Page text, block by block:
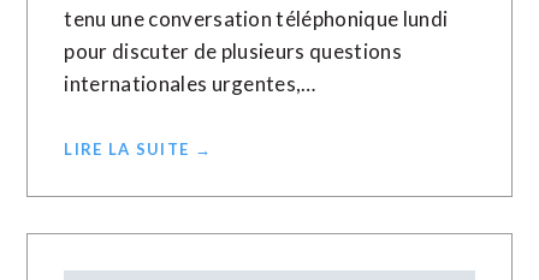
tenu une conversation téléphonique lundi
pour discuter de plusieurs questions
internationales urgentes,…
LIRE LA SUITE →